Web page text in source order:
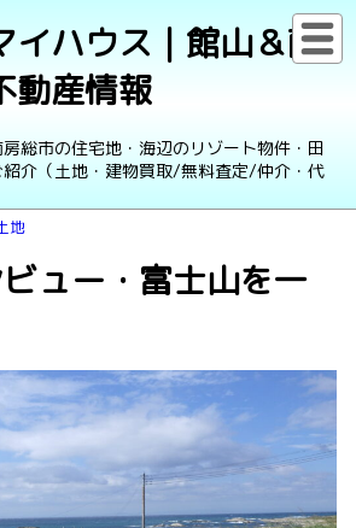
イハウス｜館山＆南
動産情報
総市の住宅地・海辺のリゾート物件・田
介（土地・建物買取/無料査定/仲介・代
地
ュー・富士山を一